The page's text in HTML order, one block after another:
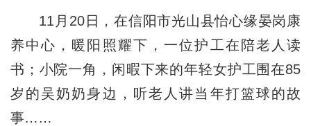
11月20日，在信阳市光山县怡心缘晏岗康
养中心，暖阳照耀下，一位护工在陪老人读
书；小院一角，闲暇下来的年轻女护工围在85
岁的吴奶奶身边，听老人讲当年打篮球的故
事……